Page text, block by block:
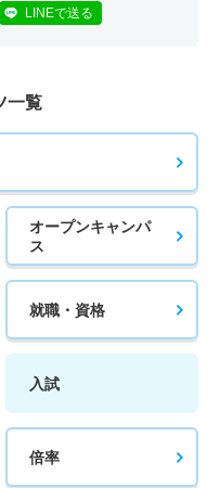
LINEで送る
一覧
オープンキャンパ
ス
就職・資格
入試
倍率